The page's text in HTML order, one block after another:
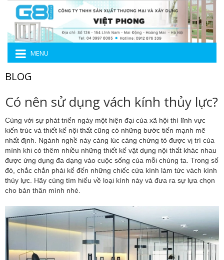
MENU
BLOG
Có nên sử dụng vách kính thủy lực?
Cùng với sự phát triển ngày một hiện đại của xã hội thì lĩnh vực
kiến trúc và thiết kế nội thất cũng có những bước tiến mạnh mẽ
nhất định. Ngành nghề này càng lúc càng chứng tỏ được vị trí của
mình khi có thêm nhiều những thiết kế vật dụng nội thất khác nhau
được ứng dụng đa dạng vào cuộc sống của mỗi chúng ta. Trong số
đó, chắc chắn phải kể đến những chiếc cửa kính làm tức vách kính
thủy lực. Hãy cùng tìm hiểu về loại kính này và đưa ra sự lựa chọn
cho bản thân mình nhé.